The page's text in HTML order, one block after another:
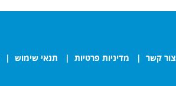
צור קשר | מדיניות פרטיות | תנאי שימוש |